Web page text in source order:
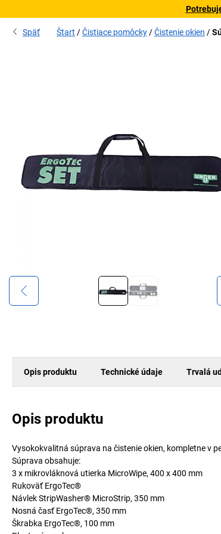
Späť Štart Čistiace pomôcky Čistenie okien
Opis produktu Technické údaje Trvalá
Opis produktu
Vysokokvalitná súprava na čistenie okien, kompletne v
Súprava obsahuje:
3 x mikrovláknová utierka MicroWipe, 400 x 400 mm
Rukoväť ErgoTec®
Návlek StripWasher® MicroStrip, 350 mm
Nosná časť ErgoTec®, 350 mm
Škrabka ErgoTec®, 100 mm